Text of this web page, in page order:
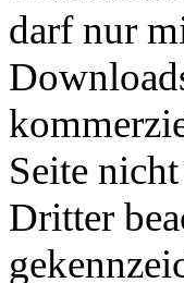
darf nur
Seite
Dritter